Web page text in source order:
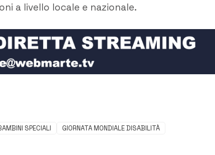
a livello locale e nazionale.
SPECIALI GIORNATA MONDIALE DISABILITÀ